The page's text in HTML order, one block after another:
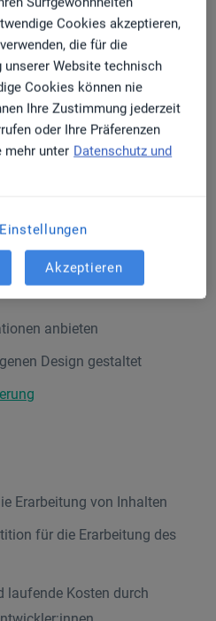
darauf, eine gängige und
Plattform
Plattformen bieten
Informationen auf
Plattformen zu
anbieten
Design gestaltet
Erarbeitung von Inhalten
für die Erarbeitung des
laufende Kosten durch
Cookies akzeptieren,
die für die
unserer Website technisch
Cookies können nie
Ihre Zustimmung jederzeit
oder Ihre Präferenzen
mehr unter Datenschutz und
Akzeptieren